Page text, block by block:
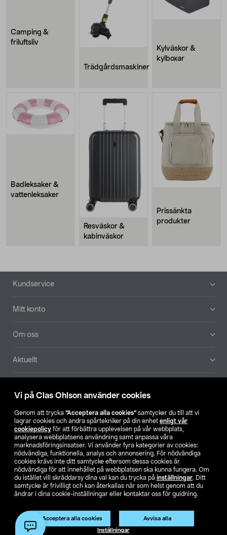
Vi på Clas Ohlson använder cookies
Genom att trycka ”Acceptera alla cookies” samtycker du till att vi
lagrar cookies och andra spårtekniker på din enhet enligt vår
cookiepolicy för att förbättra upplevelsen på vår webbplats,
analysera webbplatsens användning samt anpassa våra
marknadsföringsinsatser. Vi använder fyra kategorier av cookies:
nödvändiga, funktionella, analys och annonsering. För nödvändiga
cookies krävs inte ditt samtycke eftersom dessa cookies är
nödvändiga för att innehållet på webbplatsen ska kunna fungera. Om
du istället vill skräddarsy dina val kan du trycka på inställningar. Ditt
samtycke är frivilligt och kan återkallas när som helst genom att du
ändrar i dina cookie-inställningar eller kontaktar oss för guidning.
Acceptera alla cookies Avvisa alla
Inställningar
Camping &
friluftsliv
Trädgårdsmaskiner
Kylväskor &
kylboxar
Badleksaker &
vattenleksaker
Resväskor &
kabinväskor
Prissänkta
produkter
Sidfot
Kundservice
Mitt konto
Om oss
Aktuellt
Hitta butik
SE NO FI
Ändra till priser exklusive moms